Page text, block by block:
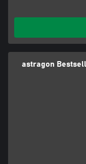
astragon